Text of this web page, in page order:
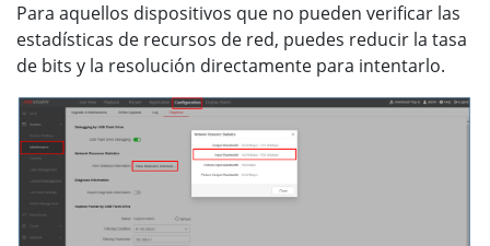
Para aquellos dispositivos que no pueden verificar las
estadísticas de recursos de red, puedes reducir la tasa
de bits y la resolución directamente para intentarlo.